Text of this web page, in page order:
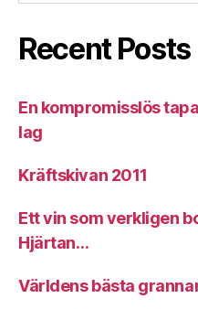
Recent Posts
En kompromisslös
lag
Kräftskivan 2011
Ett vin som verkligen
Hjärtan…
Världens bästa